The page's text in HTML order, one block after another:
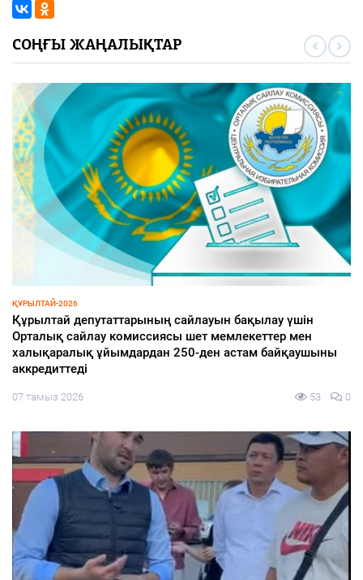
СОҢҒЫ ЖАҢАЛЫҚТАР
ИНФРАҚҰРЫЛЫМ
Ақжайық шағын ауданы қарқынды дамып келеді
07 тамыз 2026 69